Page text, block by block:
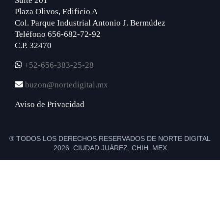
Plaza Olivos, Edificio A
Col. Parque Industrial Antonio J. Bermúdez
Teléfono 656-682-72-92
C.P. 32470
+52-656-383-25-28
buzon@nortedigital.mx
Aviso de Privacidad
® TODOS LOS DERECHOS RESERVADOS DE NORTE DIGITAL
2026 CIUDAD JUÁREZ, CHIH. MEX.